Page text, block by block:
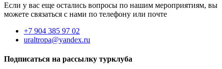
Если у вас еще остались вопросы по нашим мероприятиям, вы
можете связаться с нами по телефону или почте
+7 904 385 97 02
uraltropa@yandex.ru
Подписаться на рассылку турклуба